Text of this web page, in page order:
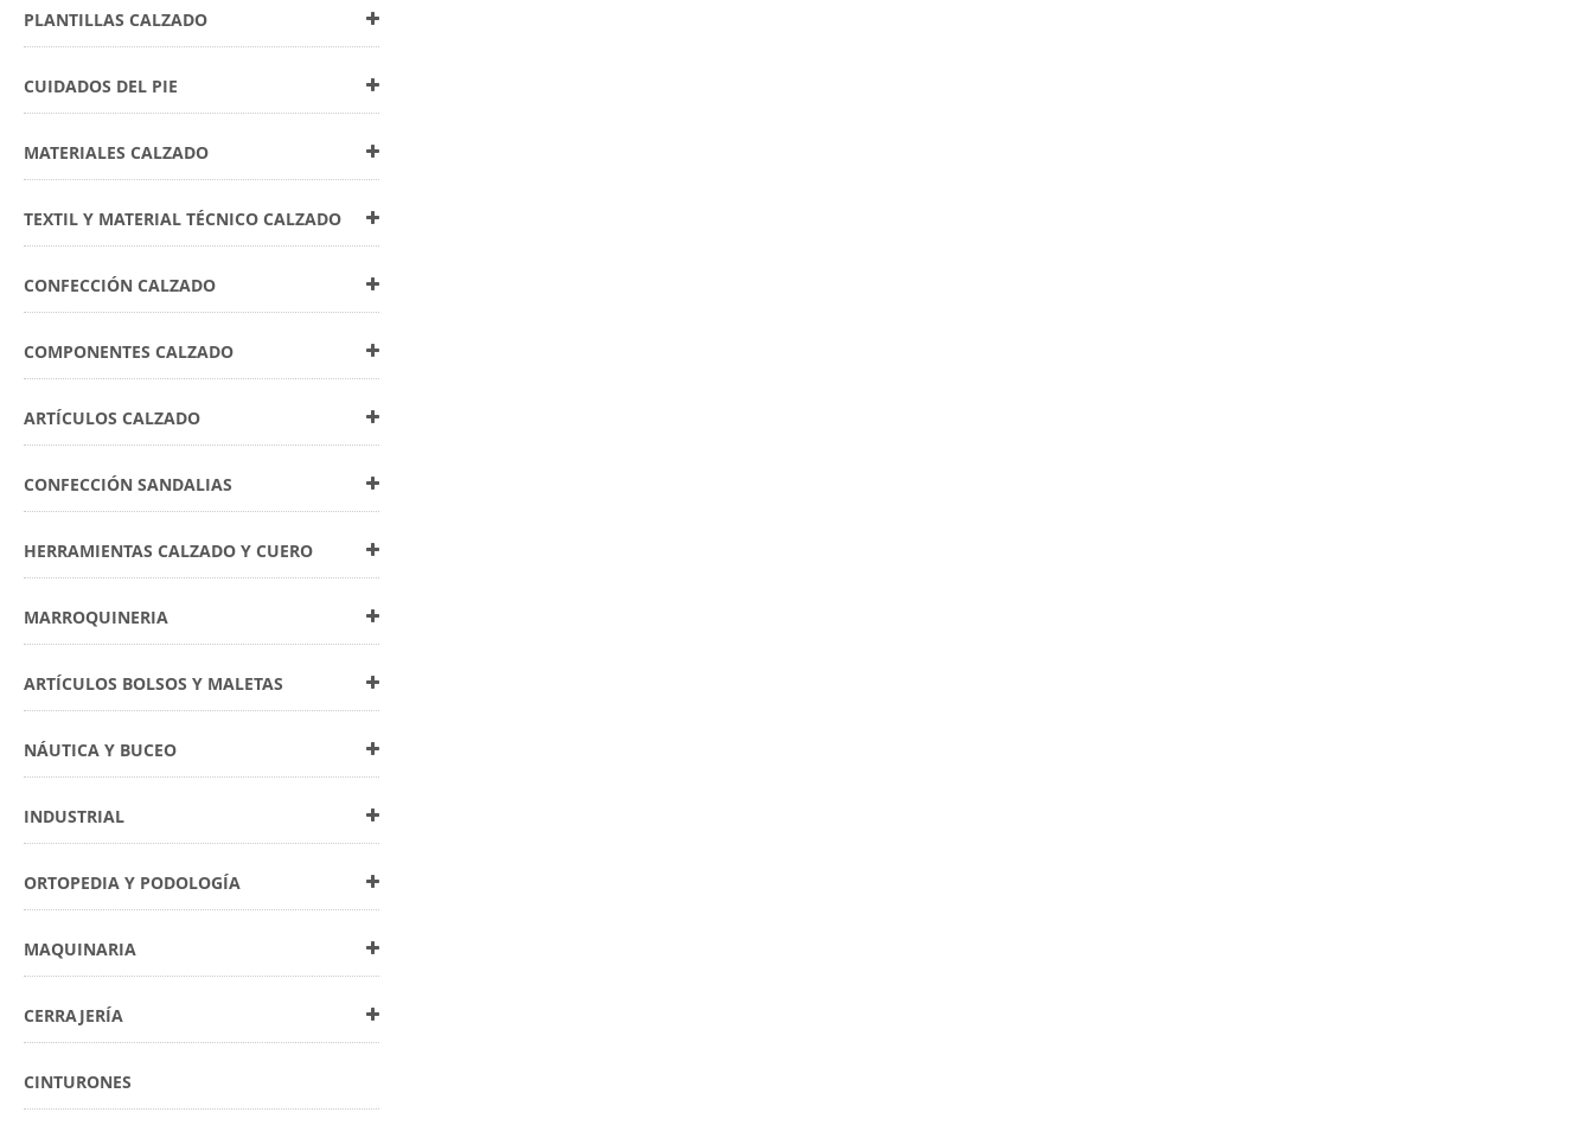
PLANTILLAS CALZADO
CUIDADOS DEL PIE
MATERIALES CALZADO
TEXTIL Y MATERIAL TÉCNICO CALZADO
CONFECCIÓN CALZADO
COMPONENTES CALZADO
ARTÍCULOS CALZADO
CONFECCIÓN SANDALIAS
HERRAMIENTAS CALZADO Y CUERO
MARROQUINERIA
ARTÍCULOS BOLSOS Y MALETAS
NÁUTICA Y BUCEO
INDUSTRIAL
ORTOPEDIA Y PODOLOGÍA
MAQUINARIA
CERRAJERÍA
CINTURONES